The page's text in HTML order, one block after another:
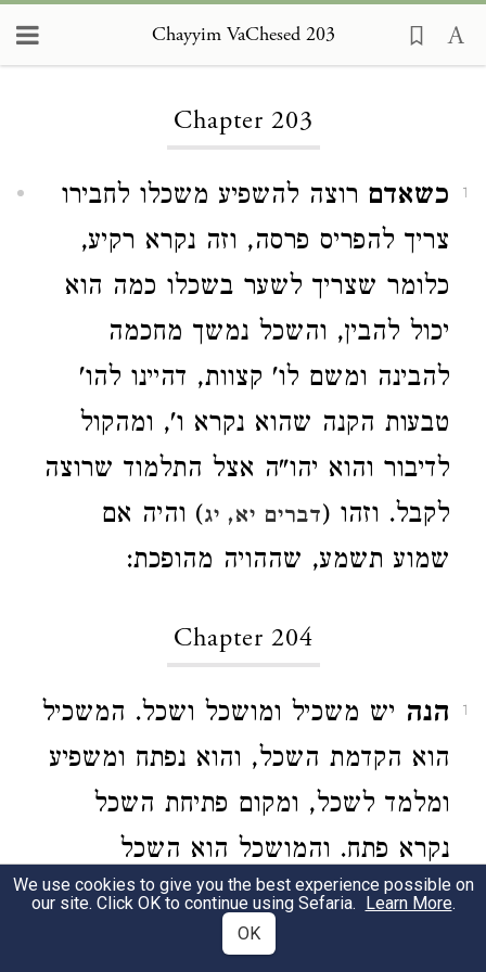
Chayyim VaChesed 203
Chapter 203
1 כשאדם רוצה להשפיע משכלו לחבירו
צריך להפריס פרסה, וזה נקרא רקיע,
כלומר שצריך לשער בשכלו כמה הוא
יכול להבין, והשכל נמשך מחכמה
להבינה ומשם לו' קצוות, דהיינו להו'
טבעות הקנה שהוא נקרא ו', ומהקול
לדיבור והוא יהו"ה אצל התלמוד שרוצה
לקבל. וזהו (דברים יא, יג) והיה אם
שמוע תשמע, שההויה מהופכת:
Chapter 204
1 הנה יש משכיל ומושכל ושכל. המשכיל
הוא הקדמת השכל, והוא נפתח ומשפיע
ומלמד לשכל, ומקום פתיחת השכל
נקרא פתח. והמושכל הוא השכל
שמקבל מהמשכיל, והשכל נקרא אחר
שבא בפועל והוא הולדה. וכן על דרך זה
We use cookies to give you the best experience possible on
our site. Click OK to continue using Sefaria. Learn More.
OK